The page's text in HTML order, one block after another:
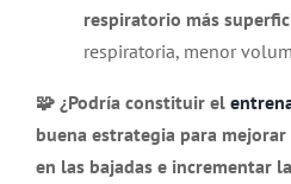
respiratorio más
respiratoria, menor
🧩 ¿Podría constituir el
buena estrategia para
en las bajadas e incrementar